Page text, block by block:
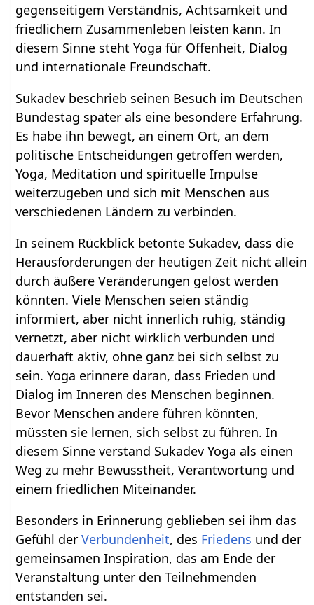
gegenseitigem Verständnis, Achtsamkeit und
friedlichem Zusammenleben leisten kann. In
diesem Sinne steht Yoga für Offenheit, Dialog
und internationale Freundschaft.
Sukadev beschrieb seinen Besuch im Deutschen
Bundestag später als eine besondere Erfahrung.
Es habe ihn bewegt, an einem Ort, an dem
politische Entscheidungen getroffen werden,
Yoga, Meditation und spirituelle Impulse
weiterzugeben und sich mit Menschen aus
verschiedenen Ländern zu verbinden.
In seinem Rückblick betonte Sukadev, dass die
Herausforderungen der heutigen Zeit nicht allein
durch äußere Veränderungen gelöst werden
könnten. Viele Menschen seien ständig
informiert, aber nicht innerlich ruhig, ständig
vernetzt, aber nicht wirklich verbunden und
dauerhaft aktiv, ohne ganz bei sich selbst zu
sein. Yoga erinnere daran, dass Frieden und
Dialog im Inneren des Menschen beginnen.
Bevor Menschen andere führen könnten,
müssten sie lernen, sich selbst zu führen. In
diesem Sinne verstand Sukadev Yoga als einen
Weg zu mehr Bewusstheit, Verantwortung und
einem friedlichen Miteinander.
Besonders in Erinnerung geblieben sei ihm das
Gefühl derVerbundenheit, des Friedens und der
gemeinsamen Inspiration, das am Ende der
Veranstaltung unter den Teilnehmenden
entstanden sei.